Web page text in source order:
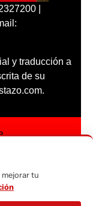
|
y traducción a
de su
tu